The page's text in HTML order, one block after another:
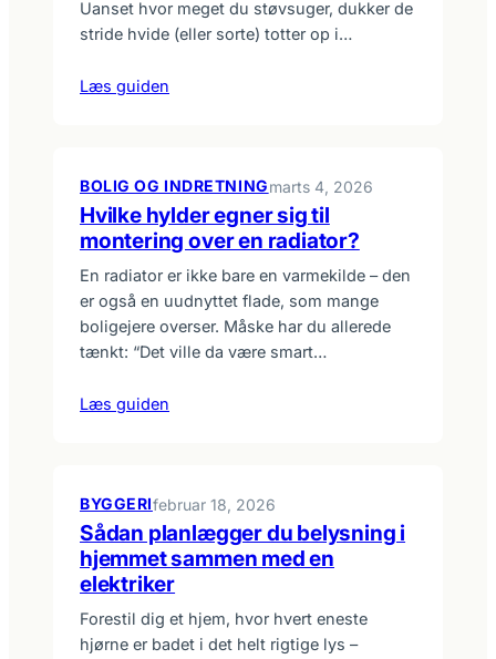
Uanset hvor meget du støvsuger, dukker de
stride hvide (eller sorte) totter op i…
Læs guiden
BOLIG OG INDRETNINGmarts 4, 2026
Hvilke hylder egner sig til
montering over en radiator?
En radiator er ikke bare en varmekilde – den
er også en uudnyttet flade, som mange
boligejere overser. Måske har du allerede
tænkt: “Det ville da være smart…
Læs guiden
BYGGERIfebruar 18, 2026
Sådan planlægger du belysning i
hjemmet sammen med en
elektriker
Forestil dig et hjem, hvor hvert eneste
hjørne er badet i det helt rigtige lys –